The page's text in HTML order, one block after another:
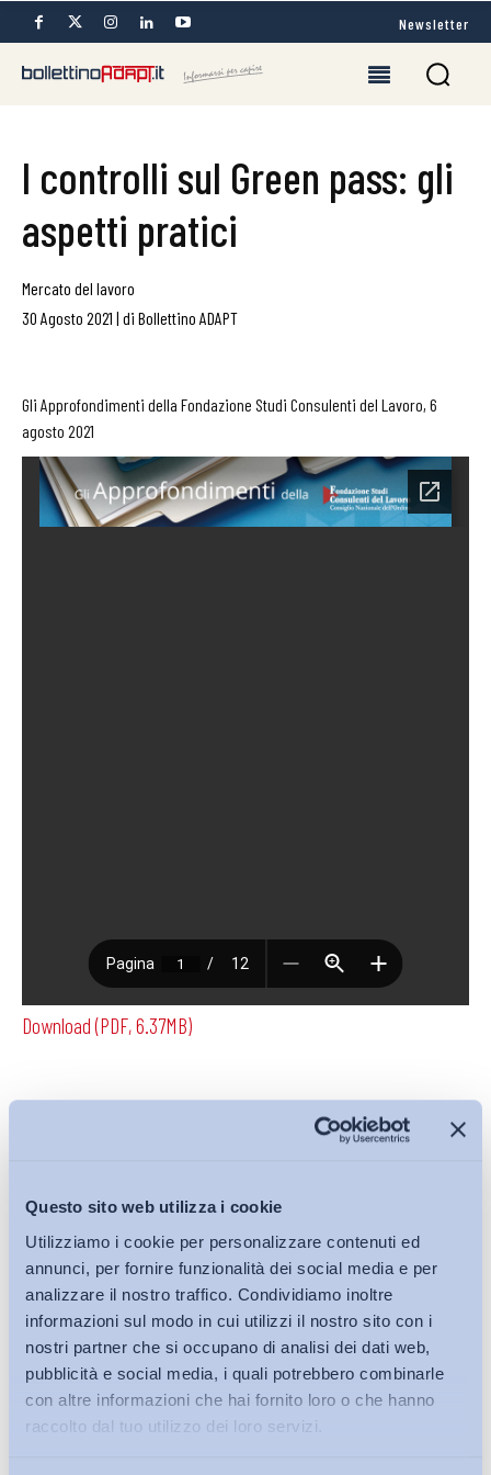
Questo sito web utilizza i cookie
Utilizziamo i cookie per personalizzare contenuti ed
annunci, per fornire funzionalità dei social media e per
analizzare il nostro traffico. Condividiamo inoltre
informazioni sul modo in cui utilizzi il nostro sito con i
nostri partner che si occupano di analisi dei dati web,
pubblicità e social media, i quali potrebbero combinarle
con altre informazioni che hai fornito loro o che hanno
raccolto dal tuo utilizzo dei loro servizi.
Newsletter
I controlli sul Green pass: gli
aspetti pratici
Mercato del lavoro
30 Agosto 2021 | di Bollettino ADAPT
Gli Approfondimenti della Fondazione Studi Consulenti del Lavoro, 6
agosto 2021
Download (PDF, 6.37MB)
Iscriviti alla Newsletter